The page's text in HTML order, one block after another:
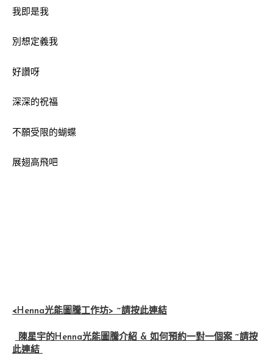
我即是我
別想定義我
好讚呀
深深的祝福
不願受限的蝴蝶
展翅高飛吧
< Henna光能圖騰工作坊> ~請按此連結
陳星宇的Henna光能圖騰介紹 & 如何預約一對一個案 ~請按
此連結